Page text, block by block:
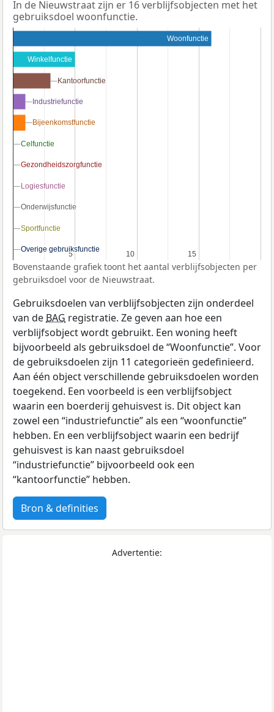
In de Nieuwstraat zijn er 16 verblijfsobjecten met het
gebruiksdoel woonfunctie.
5
5 10
10 15
15
Woonfunctie
Winkelfunctie
Kantoorfunctie
Kantoorfunctie
Industriefunctie
Industriefunctie
Bijeenkomstfunctie
Bijeenkomstfunctie
Celfunctie
Celfunctie
Gezondheidszorgfunctie
Gezondheidszorgfunctie
Logiesfunctie
Logiesfunctie
Onderwijsfunctie
Onderwijsfunctie
Sportfunctie
Sportfunctie
Overige gebruiksfunctie
Overige gebruiksfunctie
Bovenstaande grafiek toont het aantal verblijfsobjecten per
gebruiksdoel voor de Nieuwstraat.
Gebruiksdoelen van verblijfsobjecten zijn onderdeel
van de BAG registratie. Ze geven aan hoe een
verblijfsobject wordt gebruikt. Een woning heeft
bijvoorbeeld als gebruiksdoel de “Woonfunctie”. Voor
de gebruiksdoelen zijn 11 categorieën gedefinieerd.
Aan één object verschillende gebruiksdoelen worden
toegekend. Een voorbeeld is een verblijfsobject
waarin een boerderij gehuisvest is. Dit object kan
zowel een “industriefunctie” als een “woonfunctie”
hebben. En een verblijfsobject waarin een bedrijf
gehuisvest is kan naast gebruiksdoel
“industriefunctie” bijvoorbeeld ook een
“kantoorfunctie” hebben.
Bron & definities
Advertentie: